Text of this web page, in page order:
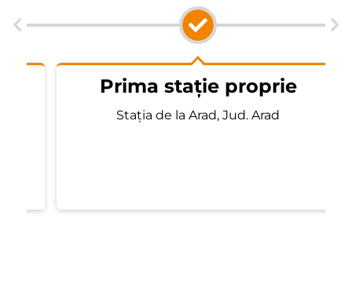
Prima stație proprie
Stația de la Arad, Jud. Arad